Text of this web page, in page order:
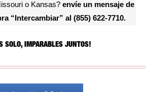
o Kansas? envíe un mensaje de
“Intercambiar” al (855) 622-7710.
SOLO, IMPARABLES JUNTOS!